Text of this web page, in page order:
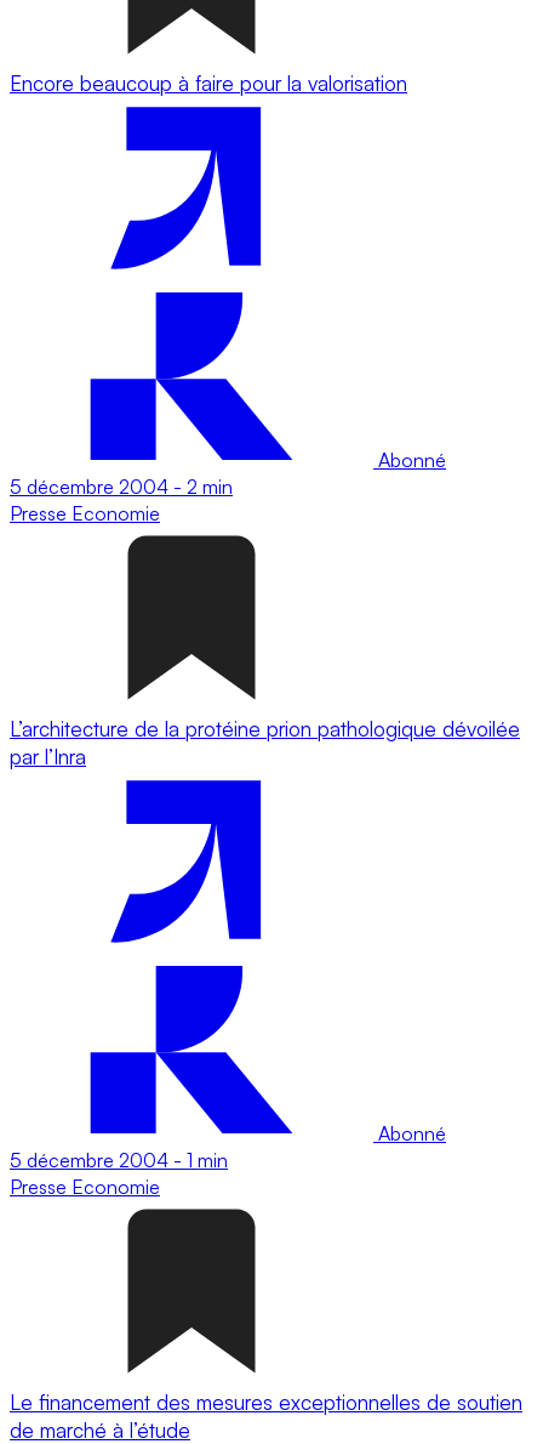
Encore beaucoup à faire pour la valorisation
Abonné
5 décembre 2004 - 2 min
Presse Economie
L’architecture de la protéine prion pathologique dévoilée
par l’Inra
Abonné
5 décembre 2004 - 1 min
Presse Economie
Le financement des mesures exceptionnelles de soutien
de marché à l’étude